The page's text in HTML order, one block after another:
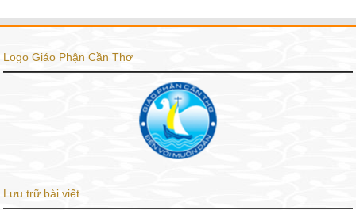
Logo Giáo Phận Cần Thơ
Lưu trữ bài viết